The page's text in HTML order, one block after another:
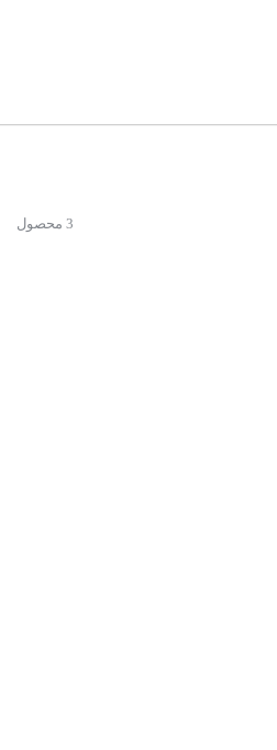
3 محصول